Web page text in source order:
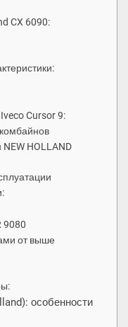
CX 6090:
Cursor 9:
HOLLAND
9080
от выше
особенности